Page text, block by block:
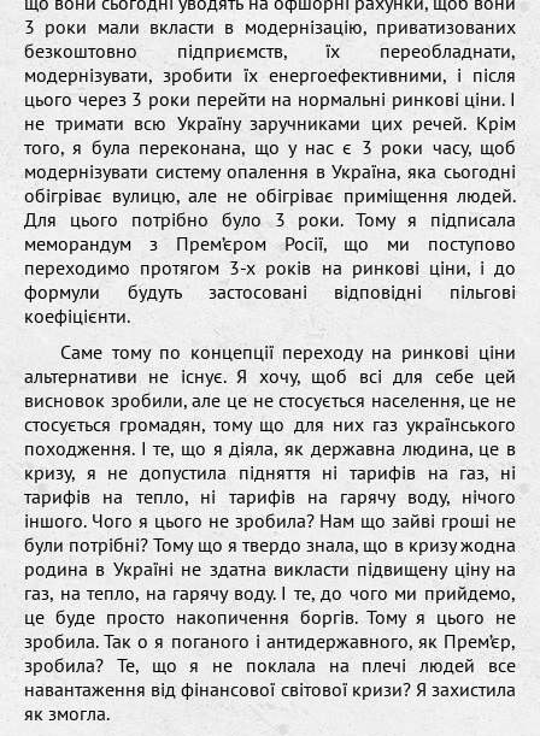
3 роки мали вкласти в модернізацію, приватизованих
безкоштовно підприємств, їх переобладнати,
модернізувати, зробити їх енергоефективними, і після
цього через 3 роки перейти на нормальні ринкові ціни. І
не тримати всю Україну заручниками цих речей. Крім
того, я була переконана, що у нас є 3 роки часу, щоб
модернізувати систему опалення в Україна, яка сьогодні
обігріває вулицю, але не обігріває приміщення людей.
Для цього потрібно було 3 роки. Тому я підписала
меморандум з Прем’єром Росії, що ми поступово
переходимо протягом 3-х років на ринкові ціни, і до
формули будуть застосовані відповідні пільгові
коефіцієнти.
Саме тому по концепції переходу на ринкові ціни
альтернативи не існує. Я хочу, щоб всі для себе цей
висновок зробили, але це не стосується населення, це не
стосується громадян, тому що для них газ українського
походження. І те, що я діяла, як державна людина, це в
кризу, я не допустила підняття ні тарифів на газ, ні
тарифів на тепло, ні тарифів на гарячу воду, нічого
іншого. Чого я цього не зробила? Нам що зайві гроші не
були потрібні? Тому що я твердо знала, що в кризу жодна
родина в Україні не здатна викласти підвищену ціну на
газ, на тепло, на гарячу воду. І те, до чого ми прийдемо,
це буде просто накопичення боргів. Тому я цього не
зробила. Так о я поганого і антидержавного, як Прем’єр,
зробила? Те, що я не поклала на плечі людей все
навантаження від фінансової світової кризи? Я захистила
як змогла.